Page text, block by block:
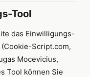
Tool
das Einwilligungs-
(Cookie-Script.com,
Mocevicius,
Tool können Sie